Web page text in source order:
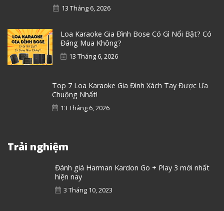
13 Tháng 6, 2026
Loa Karaoke Gia Đình Bose Có Gì Nổi Bật? Có
Đáng Mua Không?
13 Tháng 6, 2026
Top 7 Loa Karaoke Gia Đình Xách Tay Được Ưa
Chuộng Nhất!
13 Tháng 6, 2026
Trải nghiệm
Đánh giá Harman Kardon Go + Play 3 mới nhất
hiện nay
3 Tháng 10, 2023